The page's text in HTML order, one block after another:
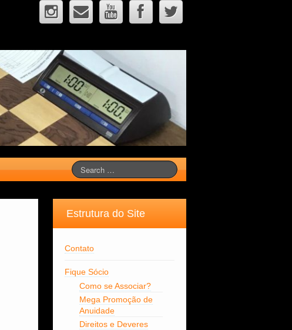
Estrutura do Site
Contato
Fique Sócio
Como se Associar?
Mega Promoção de
Anuidade
Direitos e Deveres